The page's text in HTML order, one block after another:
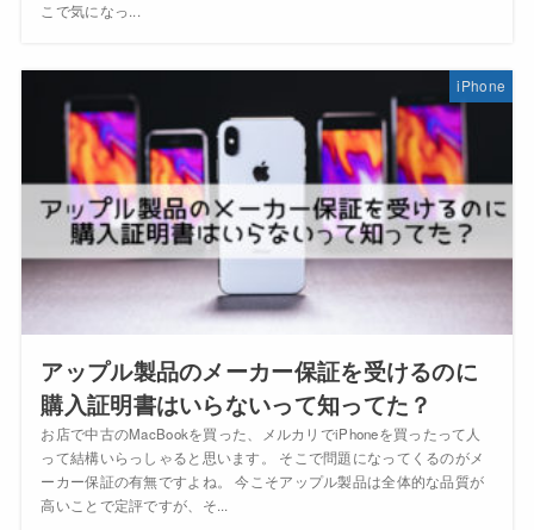
こで気になっ...
iPhone
アップル製品のメーカー保証を受けるのに
購入証明書はいらないって知ってた？
お店で中古のMacBookを買った、メルカリでiPhoneを買ったって人
って結構いらっしゃると思います。 そこで問題になってくるのがメ
ーカー保証の有無ですよね。 今こそアップル製品は全体的な品質が
高いことで定評ですが、そ...